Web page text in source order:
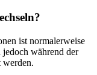
ist normalerweise
während der
werden.